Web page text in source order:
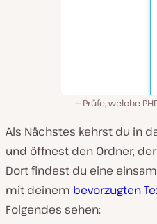
Prüfe, welche
Als Nächstes kehrst du in
und öffnest den Ordner,
Dort findest du eine
mit deinem bevorzugten
Folgendes sehen: